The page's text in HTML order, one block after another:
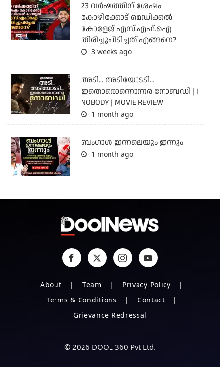
23 വർഷത്തിന് ശേഷം
കോഴിക്കോട് മെഡിക്കൽ
കോളേജ് എസ്.എഫ്.ഐ
തിരിച്ചുപിടിച്ചത് എങ്ങനെ?
3 weeks ago
അടി... അടിയോടടി...
ഇതൊരൊന്നൊന്നര നോബഡി | I
NOBODY | MOVIE REVIEW
1 month ago
ബംഗാള്‍ ഇന്നലെയും ഇന്നും
1 month ago
About Team
Privacy Policy
Terms & Conditions
Contact
Grievance Redressal
© 2026 DOOL 360 Pvt Ltd.